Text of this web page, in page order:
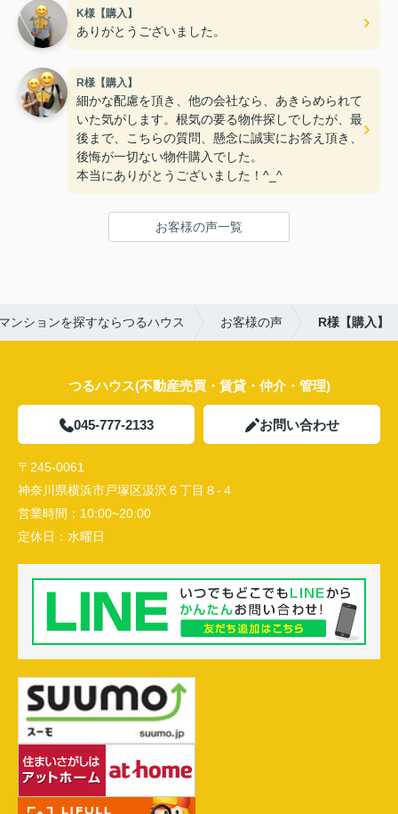
K様【購入】
ありがとうございました。
R様【購入】
細かな配慮を頂き、他の会社なら、あきらめられて
いた気がします。根気の要る物件探しでしたが、最
後まで、こちらの質問、懸念に誠実にお答え頂き、
後悔が一切ない物件購入でした。
本当にありがとうございました！^_^
お客様の声一覧
ンションを探すならつるハウス お客様の声 R様【購入】
つるハウス(不動産売買・賃貸・仲介・管理)
045-777-2133 お問い合わせ
〒245-0061
神奈川県横浜市戸塚区汲沢６丁目８-４
営業時間： 10:00~20:00
定休日： 水曜日